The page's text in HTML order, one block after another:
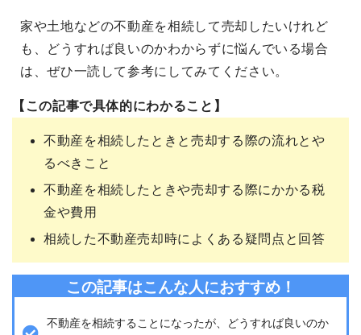
家や土地などの不動産を相続して売却したいけれど
も、どうすれば良いのかわからずに悩んでいる場合
は、ぜひ一読して参考にしてみてください。
【この記事で具体的にわかること】
不動産を相続したときと売却する際の流れとや
るべきこと
不動産を相続したときや売却する際にかかる税
金や費用
相続した不動産売却時によくある疑問点と回答
この記事はこんな人におすすめ！
不動産を相続することになったが、どうすれば良いのか